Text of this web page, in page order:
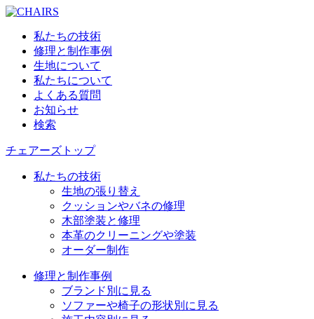
私たちの技術
修理と制作事例
生地について
私たちについて
よくある質問
お知らせ
検索
チェアーズトップ
私たちの技術
生地の張り替え
クッションやバネの修理
木部塗装と修理
本革のクリーニングや塗装
オーダー制作
修理と制作事例
ブランド別に見る
ソファーや椅子の形状別に見る